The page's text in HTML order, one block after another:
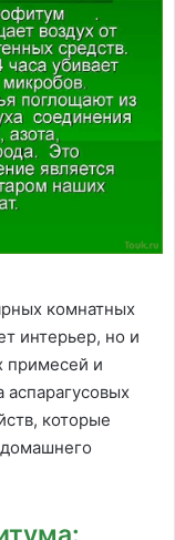
комнатных
интерьер, но и
примесей и
аспарагусовых
которые